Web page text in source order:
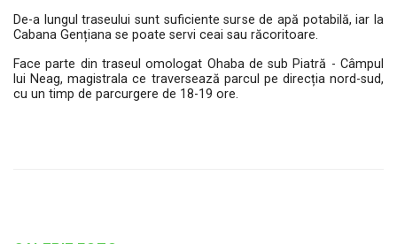
De-a lungul traseului sunt suficiente surse de apă potabilă, iar la
Cabana Gențiana se poate servi ceai sau răcoritoare.
Face parte din traseul omologat Ohaba de sub Piatră - Câmpul
lui Neag, magistrala ce traversează parcul pe direcția nord-sud,
cu un timp de parcurgere de 18-19 ore.